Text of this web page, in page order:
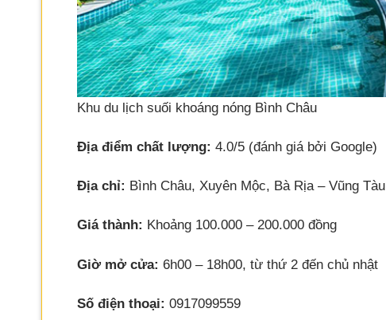
Khu du lịch suối khoáng nóng Bình Châu
Địa điểm chất lượng: 4.0/5 (đánh giá bởi Google)
Địa chỉ: Bình Châu, Xuyên Mộc, Bà Rịa – Vũng Tàu
Giá thành: Khoảng 100.000 – 200.000 đồng
Giờ mở cửa: 6h00 – 18h00, từ thứ 2 đến chủ nhật
Số điện thoại: 0917099559